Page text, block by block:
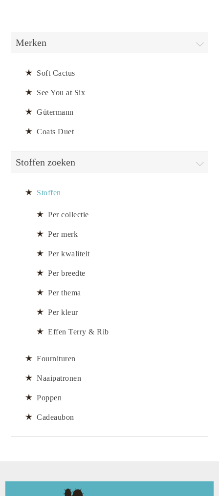
Merken
Soft Cactus
See You at Six
Gütermann
Coats Duet
Stoffen zoeken
Stoffen
Per collectie
Per merk
Per kwaliteit
Per breedte
Per thema
Per kleur
Effen Terry & Rib
Fournituren
Naaipatronen
Poppen
Cadeaubon